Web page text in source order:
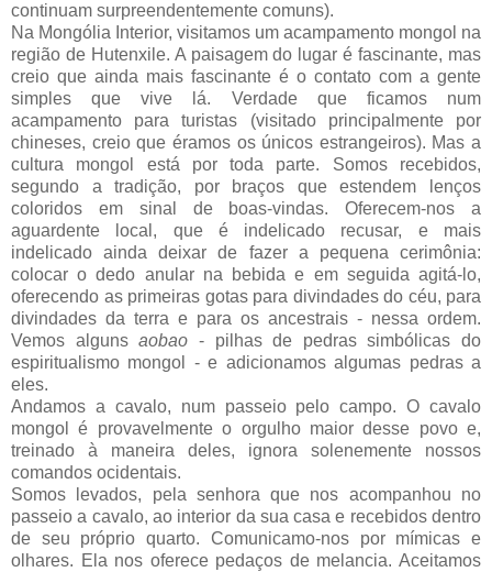
continuam surpreendentemente comuns).
Na Mongólia Interior, visitamos um acampamento mongol na
região de Hutenxile. A paisagem do lugar é fascinante, mas
creio que ainda mais fascinante é o contato com a gente
simples que vive lá. Verdade que ficamos num
acampamento para turistas (visitado principalmente por
chineses, creio que éramos os únicos estrangeiros). Mas a
cultura mongol está por toda parte. Somos recebidos,
segundo a tradição, por braços que estendem lenços
coloridos em sinal de boas-vindas. Oferecem-nos a
aguardente local, que é indelicado recusar, e mais
indelicado ainda deixar de fazer a pequena cerimônia:
colocar o dedo anular na bebida e em seguida agitá-lo,
oferecendo as primeiras gotas para divindades do céu, para
divindades da terra e para os ancestrais - nessa ordem.
Vemos algunsaobao - pilhas de pedras simbólicas do
espiritualismo mongol - e adicionamos algumas pedras a
eles.
Andamos a cavalo, num passeio pelo campo. O cavalo
mongol é provavelmente o orgulho maior desse povo e,
treinado à maneira deles, ignora solenemente nossos
comandos ocidentais.
Somos levados, pela senhora que nos acompanhou no
passeio a cavalo, ao interior da sua casa e recebidos dentro
de seu próprio quarto. Comunicamo-nos por mímicas e
olhares. Ela nos oferece pedaços de melancia. Aceitamos